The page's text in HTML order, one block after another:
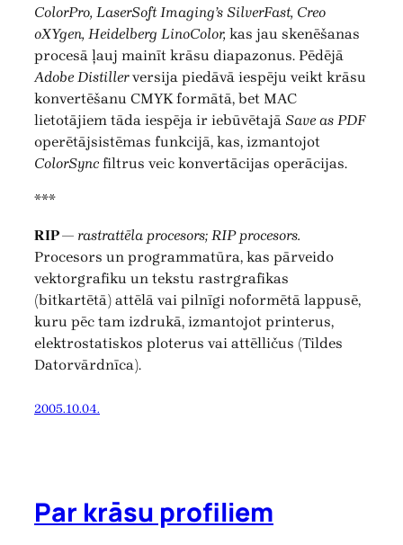
ColorPro, LaserSoft Imaging’s SilverFast, Creo
oXYgen, Heidelberg LinoColor, kas jau skenēšanas
procesā ļauj mainīt krāsu diapazonus. Pēdējā
Adobe Distillerversija piedāvā iespēju veikt krāsu
konvertēšanu CMYK formātā, bet MAC
lietotājiem tāda iespēja ir iebūvētajā Save as PDF
operētājsistēmas funkcijā, kas, izmantojot
ColorSync filtrus veic konvertācijas operācijas.
***
RIP— rastrattēla procesors; RIP procesors.
Procesors un programmatūra, kas pārveido
vektorgrafiku un tekstu rastrgrafikas
(bitkartētā) attēlā vai pilnīgi noformētā lappusē,
kuru pēc tam izdrukā, izmantojot printerus,
elektrostatiskos ploterus vai attēlličus (Tildes
Datorvārdnīca).
2005.10.04.
Par krāsu profiliem